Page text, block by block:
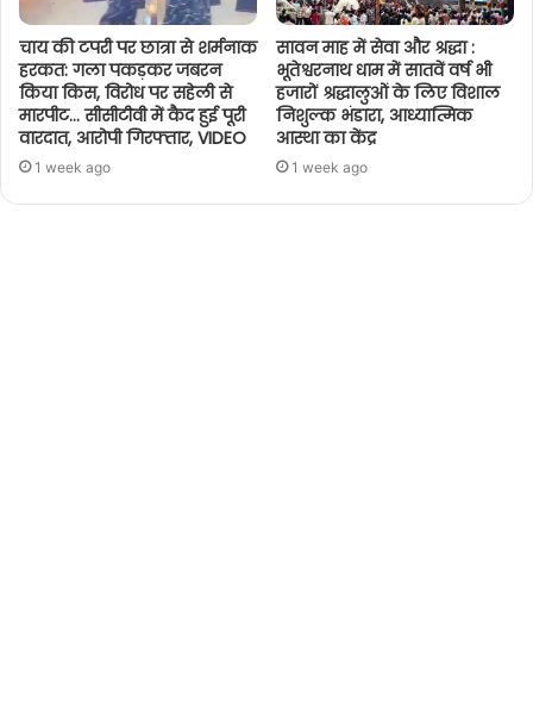
चाय की टपरी पर छात्रा से शर्मनाक
हरकत: गला पकड़कर जबरन
किया किस, विरोध पर सहेली से
मारपीट… सीसीटीवी में कैद हुई पूरी
वारदात, आरोपी गिरफ्तार, VIDEO
1 week ago
सावन माह में सेवा और श्रद्धा :
भूतेश्वरनाथ धाम में सातवें वर्ष भी
हजारों श्रद्धालुओं के लिए विशाल
निशुल्क भंडारा, आध्यात्मिक
आस्था का केंद्र
1 week ago